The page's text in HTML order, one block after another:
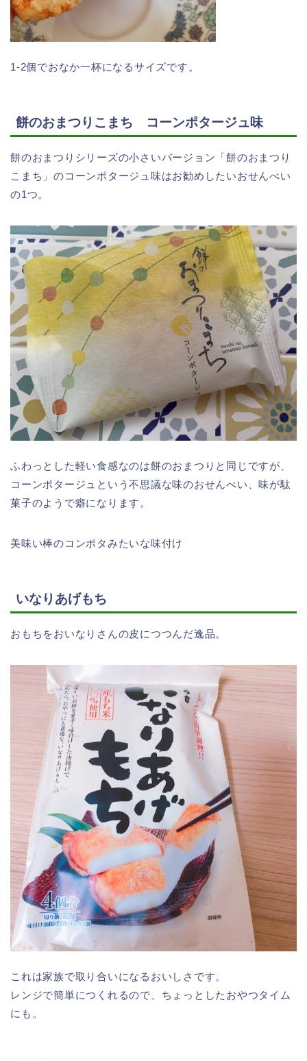
1-2個でおなか一杯になるサイズです。
餅のおまつりこまち コーンポタージュ味
餅のおまつりシリーズの小さいバージョン「餅のおまつり
こまち」のコーンポタージュ味はお勧めしたいおせんべい
の1つ。
ふわっとした軽い食感なのは餅のおまつりと同じですが、
コーンポタージュという不思議な味のおせんべい、味が駄
菓子のようで癖になります。
美味い棒のコンポタみたいな味付け
いなりあげもち
おもちをおいなりさんの皮につつんだ逸品。
これは家族で取り合いになるおいしさです。
レンジで簡単につくれるので、ちょっとしたおやつタイム
にも。